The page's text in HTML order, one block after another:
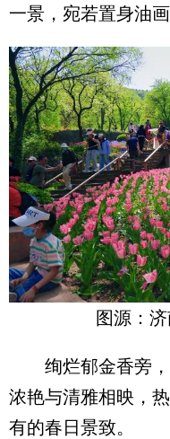
一景，宛若置身油画
图源：
绚烂郁金香旁，
浓艳与清雅相映，
有的春日景致。